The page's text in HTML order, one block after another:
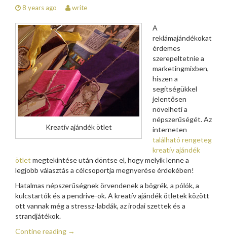
8 years ago write
Kreatív ajándék ötlet
A
reklámajándékokat
érdemes
szerepeltetnie a
marketingmixben,
hiszen a
segítségükkel
jelentősen
növelheti a
népszerűségét. Az
interneten
található rengeteg
kreatív ajándék
ötlet megtekintése után döntse el, hogy melyik lenne a
legjobb választás a célcsoportja megnyerése érdekében!
Hatalmas népszerűségnek örvendenek a bögrék, a pólók, a
kulcstartók és a pendrive-ok. A kreatív ajándék ötletek között
ott vannak még a stressz-labdák, az irodai szettek és a
strandjátékok.
Contine reading →